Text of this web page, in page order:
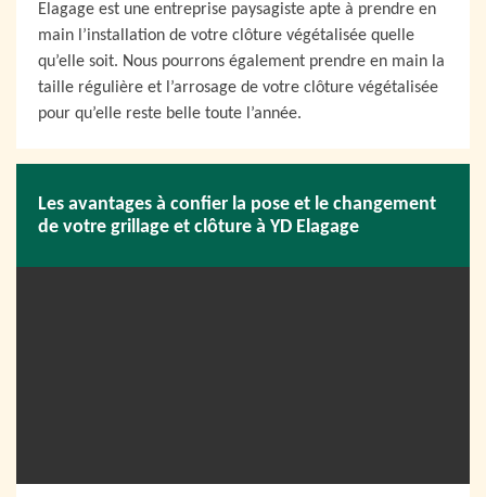
Elagage est une entreprise paysagiste apte à prendre en
main l’installation de votre clôture végétalisée quelle
qu’elle soit. Nous pourrons également prendre en main la
taille régulière et l’arrosage de votre clôture végétalisée
pour qu’elle reste belle toute l’année.
Les avantages à confier la pose et le changement
de votre grillage et clôture à YD Elagage